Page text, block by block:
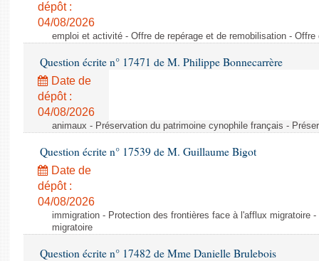
dépôt :
04/08/2026
emploi et activité - Offre de repérage et de remobilisation -
Question écrite n° 17471 de M. Philippe Bonnecarrère
Date de
dépôt :
04/08/2026
animaux - Préservation du patrimoine cynophile français -
Question écrite n° 17539 de M. Guillaume Bigot
Date de
dépôt :
04/08/2026
immigration - Protection des frontières face à l'afflux migratoire
migratoire
Question écrite n° 17482 de Mme Danielle Brulebois